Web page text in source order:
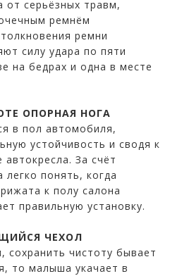
от серьёзных травм,
ремнём
ремни
силу удара по пяти
на бедрах и одна в месте
ОПОРНАЯ НОГА
в пол автомобиля,
устойчивость и сводя к
За счёт
легко понять, когда
к полу салона
правильную установку.
ЧЕХОЛ
сохранить чистоту бывает
то малыша укачает в